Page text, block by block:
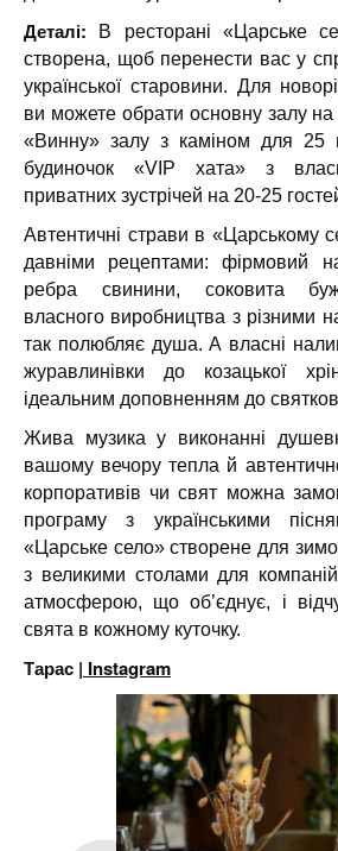
Деталі: В ресторані «Царське
створена, щоб перенести вас у
української старовини. Для
ви можете обрати основну залу
«Винну» залу з каміном для 25
будиночок «VIP хата» з
приватних зустрічей на 20-25
Автентичні страви в «Царському
давніми рецептами: фірмовий
ребра свинини, соковита
власного виробництва з різними
так полюбляє душа. А власні
журавлинівки до козацької
ідеальним доповненням до
Жива музика у виконанні
вашому вечору тепла й
корпоративів чи свят можна
програму з українськими
«Царське село» створене для
з великими столами для
атмосферою, що об’єднує, і
свята в кожному куточку.
Тарас | Instagram